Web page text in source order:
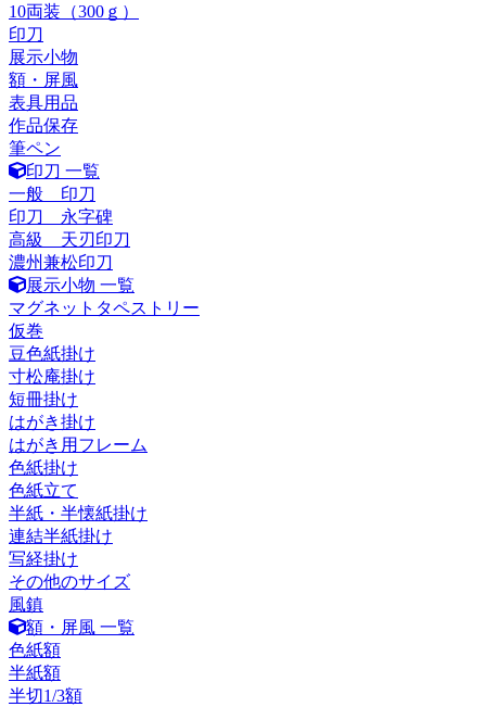
10両装（300ｇ）
印刀
展示小物
額・屏風
表具用品
作品保存
筆ペン
印刀 一覧
一般 印刀
印刀 永字碑
高級 天刃印刀
濃州兼松印刀
展示小物 一覧
マグネットタペストリー
仮巻
豆色紙掛け
寸松庵掛け
短冊掛け
はがき掛け
はがき用フレーム
色紙掛け
色紙立て
半紙・半懐紙掛け
連結半紙掛け
写経掛け
その他のサイズ
風鎮
額・屏風 一覧
色紙額
半紙額
半切1/3額